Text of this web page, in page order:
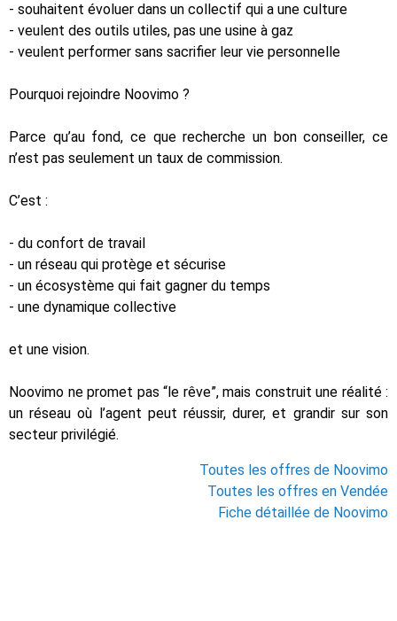
- souhaitent évoluer dans un collectif qui a une culture
- veulent des outils utiles, pas une usine à gaz
- veulent performer sans sacrifier leur vie personnelle
Pourquoi rejoindre Noovimo ?
Parce qu’au fond, ce que recherche un bon conseiller, ce
n’est pas seulement un taux de commission.
C’est :
- du confort de travail
- un réseau qui protège et sécurise
- un écosystème qui fait gagner du temps
- une dynamique collective
et une vision.
Noovimo ne promet pas “le rêve”, mais construit une réalité :
un réseau où l’agent peut réussir, durer, et grandir sur son
secteur privilégié.
Toutes les offres de Noovimo
Toutes les offres en Vendée
Fiche détaillée de Noovimo